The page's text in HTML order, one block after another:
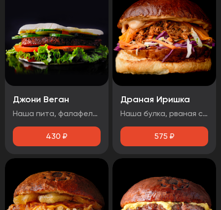
Джони Веган
Наша пита, фалафель, лист салата, помидор, свежий огурец, соус 1000 островов.
430 ₽
Драная Иришка
Наша булка, рваная свинина, салат Коул Слоу, сыр чеддер, соус барбекю.
575 ₽